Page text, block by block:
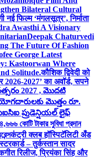
Bilateral Cultural
फिल्म ‘मंगलसूत्र’, निर्माता
Awasthi A Visionary
Deepak Chaturvedi
The Future Of Fashion
George Latest
Kastoorwan Where
Solitude.कौशिक द्विवेदी को
2027’ का अवॉर्ड, सपने
2027 , మొదటి
మొత్తం రూ.
ప్రుడెన్షియల్ లైఫ్
কোটি টাকার সুবিধা প্রদান
कंट्री क्लब हॉस्पिटॅलिटी अँड
– तुर्कस्तान सादर
रिलीज, प्रियंका सिंह और